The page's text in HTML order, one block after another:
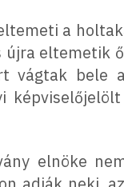
a
eltemetik
vágtak bele
elnöke